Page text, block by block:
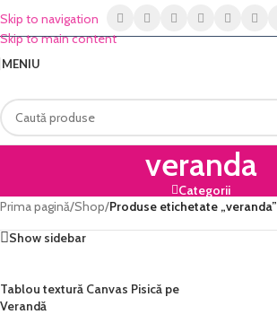
Skip to navigation
Skip to main content
MENIU
veranda
Categorii
Prima pagină/Shop/Produse etichetate „veranda”
Show sidebar
Tablou textură Canvas Pisică pe
Verandă